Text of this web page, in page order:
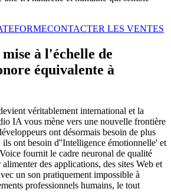
CONTACTER LES VENTES
à l'échelle de
équivalente à
véritablement international et la
IA vous mène vers une nouvelle frontière
ont désormais besoin de plus
ont besoin d''Intelligence émotionnelle' et
fournit le cadre neuronal de qualité
des applications, des sites Web et
un son pratiquement impossible à
professionnels humains, le tout